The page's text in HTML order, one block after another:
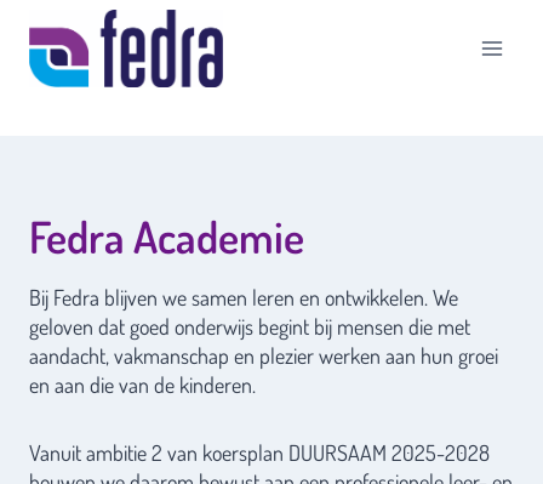
naar
inhoud
Fedra Academie
Bij Fedra blijven we samen leren en ontwikkelen. We
geloven dat goed onderwijs begint bij mensen die met
aandacht, vakmanschap en plezier werken aan hun groei
en aan die van de kinderen.
Vanuit ambitie 2 van koersplan DUURSAAM 2025-2028